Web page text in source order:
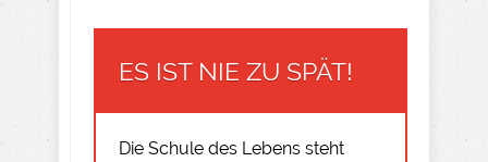
ES IST NIE ZU SPÄT!
Die Schule des Lebens steht